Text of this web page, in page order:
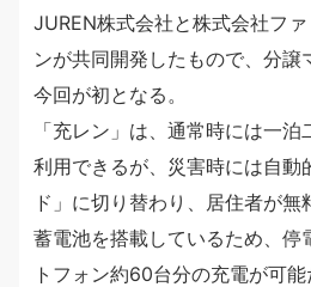
JUREN株式会社と株式会社フ
ンが共同開発したもので、分譲
今回が初となる。
「充レン」は、通常時には一
利用できるが、災害時には自動
ド」に切り替わり、居住者が無
蓄電池を搭載しているため、停
トフォン約60台分の充電が可